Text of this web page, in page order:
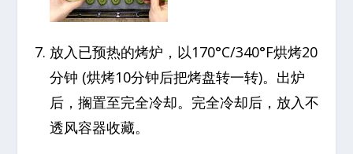
放入已预热的烤炉，以170°C/340°F烘烤20
分钟 (烘烤10分钟后把烤盘转一转)。出炉
后，搁置至完全冷却。完全冷却后，放入不
透风容器收藏。